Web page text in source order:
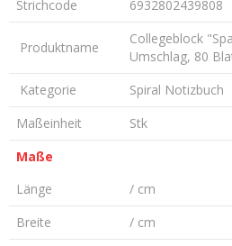
Strichcode
6932802439808
Produktname
Collegeblock
Umschlag, 80
Kategorie
Spiral Notizbuch
Maßeinheit
Stk
Maße
Länge
/ cm
Breite
/ cm